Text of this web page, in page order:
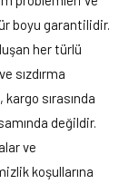
boyu garantilidir.
her türlü
sızdırma
kargo sırasında
değildir.
ve
koşullarına